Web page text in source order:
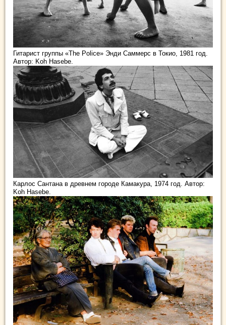
Гитарист группы «The Police» Энди Саммерс в Токио, 1981 год.
Автор: Koh Hasebe.
Карлос Сантана в древнем городе Камакура, 1974 год. Автор:
Koh Hasebe.